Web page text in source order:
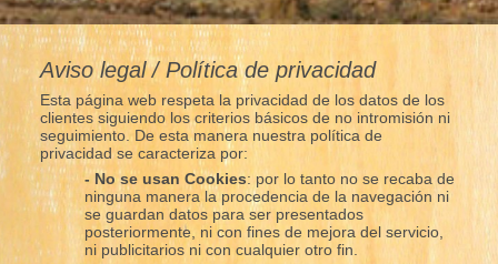
Aviso legal / Política de privacidad
Esta página web respeta la privacidad de los datos de los
clientes siguiendo los criterios básicos de no intromisión ni
seguimiento. De esta manera nuestra política de
privacidad se caracteriza por:
- No se usan Cookies: por lo tanto no se recaba de
ninguna manera la procedencia de la navegación ni
se guardan datos para ser presentados
posteriormente, ni con fines de mejora del servicio,
ni publicitarios ni con cualquier otro fin.